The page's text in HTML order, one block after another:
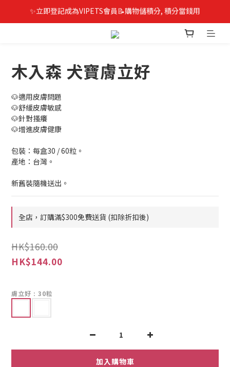
木入森 犬寶膚立好
🐶適用皮膚問題
🐶舒緩皮膚敏感
🐶針對搔癢
🐶增進皮膚健康
包裝：每盒30 / 60粒。
產地：台灣。
新舊裝隨機送出。
全店，訂購滿$300免費送貨 (扣除折扣後)
HK$160.00
HK$144.00
膚立好 : 30粒
加入購物車